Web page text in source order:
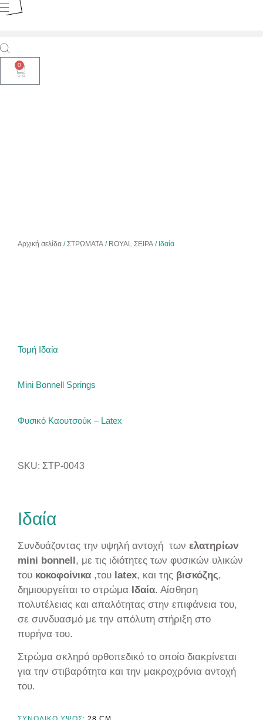
0
Αρχική σελίδα/ΣΤΡΩΜΑΤΑ/ ROYAL ΣΕΙΡΑ/ Ιδαία
Τομή Ιδαία
Mini Bonnell Springs
Φυσικό Καουτσούκ – Latex
Ιδαία
SKU: ΣΤΡ-0043
Συνδυάζοντας την υψηλή αντοχή των ελατηρίων
mini bonnell, με τις ιδιότητες των φυσικών υλικών
του κοκοφοίνικα,του latex, και της βισκόζης,
δημιουργείται το στρώμα Ιδαία. Αίσθηση
πολυτέλειας και απαλότητας στην επιφάνεια του,
σε συνδυασμό με την απόλυτη στήριξη στο
πυρήνα του.
Στρώμα σκληρό ορθοπεδικό το οποίο διακρίνεται
για την στιβαρότητα και την μακροχρόνια αντοχή
του.